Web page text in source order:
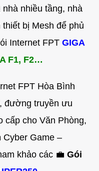
nhiều tầng, nhà
bị Mesh để phủ
Internet FPT GIGA
F1, F2…
FPT Hòa Bình
đường truyền ưu
cấp cho Văn Phòng,
Cyber Game –
khảo các 💼 Gói